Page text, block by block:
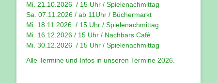
Mi. 21.10.2026 / 15 Uhr / Spielenachmittag
Sa. 07.11.2026 / ab 11Uhr / Büchermarkt
Mi. 18.11.2026 / 15 Uhr / Spielenachmittag
Mi. 16.12.2026 / 15 Uhr / Nachbars Cafè
Mi. 30.12.2026 / 15 Uhr / Spielenachmittag
Alle Termine und Infos in unseren Termine 2026